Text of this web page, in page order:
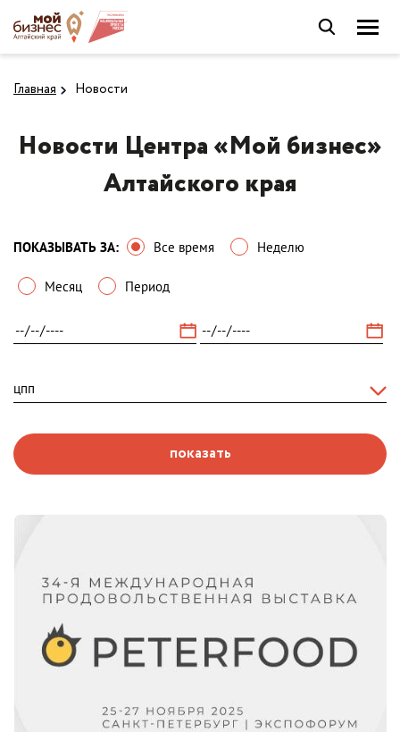
Главная Новости
Новости Центра «Мой бизнес»
Алтайского края
ПОКАЗЫВАТЬ ЗА: Все время Неделю
Месяц Период
показать